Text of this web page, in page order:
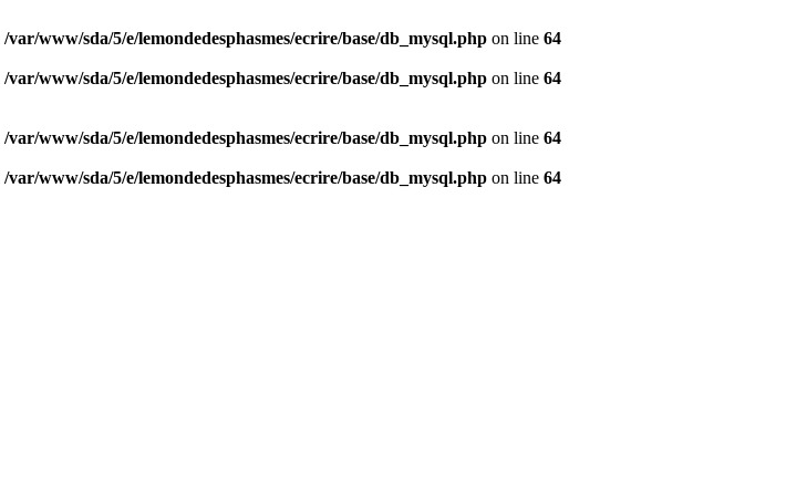
/var/www/sda/5/e/lemondedesphasmes/ecrire/base/db_mysql.php on line 64
/var/www/sda/5/e/lemondedesphasmes/ecrire/base/db_mysql.php on line 64
/var/www/sda/5/e/lemondedesphasmes/ecrire/base/db_mysql.php on line 64
/var/www/sda/5/e/lemondedesphasmes/ecrire/base/db_mysql.php on line 64